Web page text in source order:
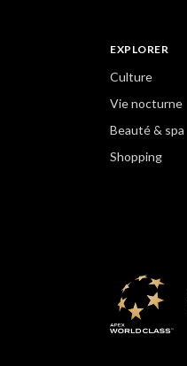
EXPLORER
Culture
Vie nocturne
Beauté & spa
Shopping